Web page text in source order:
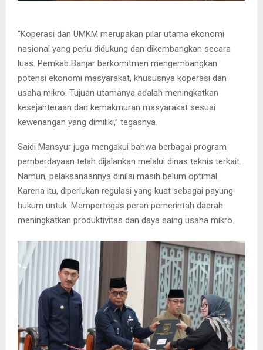
“Koperasi dan UMKM merupakan pilar utama ekonomi
nasional yang perlu didukung dan dikembangkan secara
luas. Pemkab Banjar berkomitmen mengembangkan
potensi ekonomi masyarakat, khususnya koperasi dan
usaha mikro. Tujuan utamanya adalah meningkatkan
kesejahteraan dan kemakmuran masyarakat sesuai
kewenangan yang dimiliki,” tegasnya.
Saidi Mansyur juga mengakui bahwa berbagai program
pemberdayaan telah dijalankan melalui dinas teknis terkait.
Namun, pelaksanaannya dinilai masih belum optimal.
Karena itu, diperlukan regulasi yang kuat sebagai payung
hukum untuk: Mempertegas peran pemerintah daerah
meningkatkan produktivitas dan daya saing usaha mikro.